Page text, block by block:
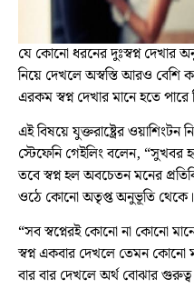
যে কোনো ধরনের দুঃস্বপ্ন
নিয়ে দেখলে অস্বস্তি আরও বেশি
এরকম স্বপ্ন দেখার মানে হতে পারে
এই বিষয়ে যুক্তরাষ্ট্রের ওয়াশিংটন
স্টেফেনি গেইলিং বলেন, “সুখবর
তবে স্বপ্ন হল অবচেতন মনের
ওঠে কোনো অতৃপ্ত অনুভূতি
“সব স্বপ্নেরই কোনো না কোনো
স্বপ্ন একবার দেখলে তেমন কোনো
বার বার দেখলে অর্থ বোঝার